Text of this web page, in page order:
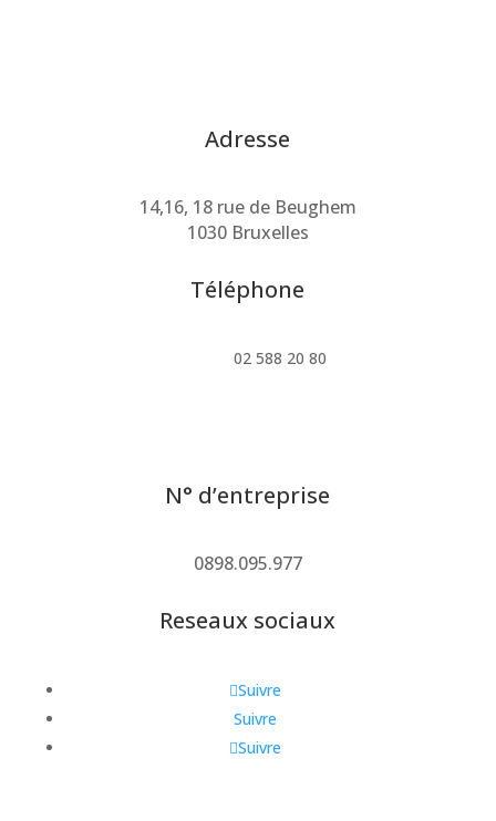
Adresse
14,16, 18 rue de Beughem
1030 Bruxelles
Téléphone
02 588 20 80
N° d’entreprise
0898.095.977
Reseaux sociaux
Suivre
Suivre
Suivre